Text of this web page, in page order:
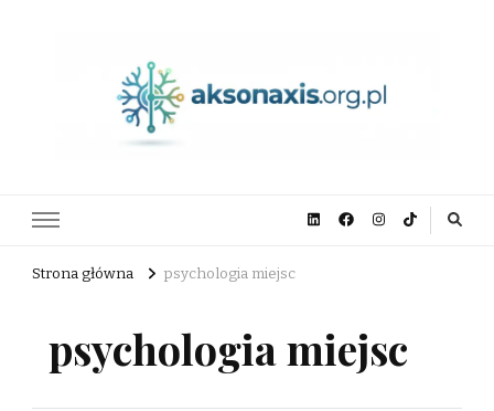
Strona główna psychologia miejsc
psychologia miejsc